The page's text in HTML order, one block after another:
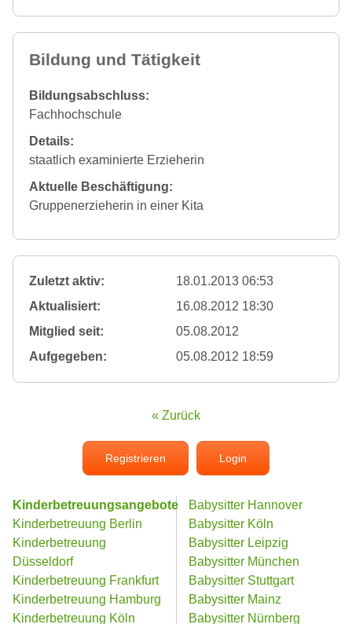
Bildung und Tätigkeit
Bildungsabschluss:
Fachhochschule
Details:
staatlich examinierte Erzieherin
Aktuelle Beschäftigung:
Gruppenerzieherin in einer Kita
Zuletzt aktiv:
18.01.2013 06:53
Aktualisiert:
16.08.2012 18:30
Mitglied seit:
05.08.2012
Aufgegeben:
05.08.2012 18:59
« Zurück
Registrieren Login
Kinderbetreuungsangebote
Kinderbetreuung Berlin
Kinderbetreuung
Düsseldorf
Kinderbetreuung Frankfurt
Kinderbetreuung Hamburg
Kinderbetreuung Köln
Babysitter Hannover
Babysitter Köln
Babysitter Leipzig
Babysitter München
Babysitter Stuttgart
Babysitter Mainz
Babysitter Nürnberg